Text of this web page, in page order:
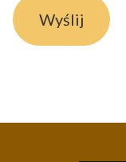
Wyślij